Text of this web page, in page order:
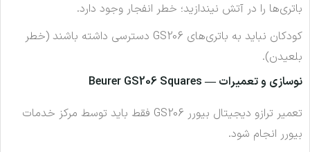
باتری‌ها را در آتش نیندازید؛ خطر انفجار وجود دارد.
کودکان نباید به باتری‌های GS206 دسترسی داشته باشند (خطر
بلعیدن).
نوسازی و تعمیرات — Beurer GS206 Squares
تعمیر ترازو دیجیتال بیورر GS206 فقط باید توسط مرکز خدمات
بیورر انجام شود.